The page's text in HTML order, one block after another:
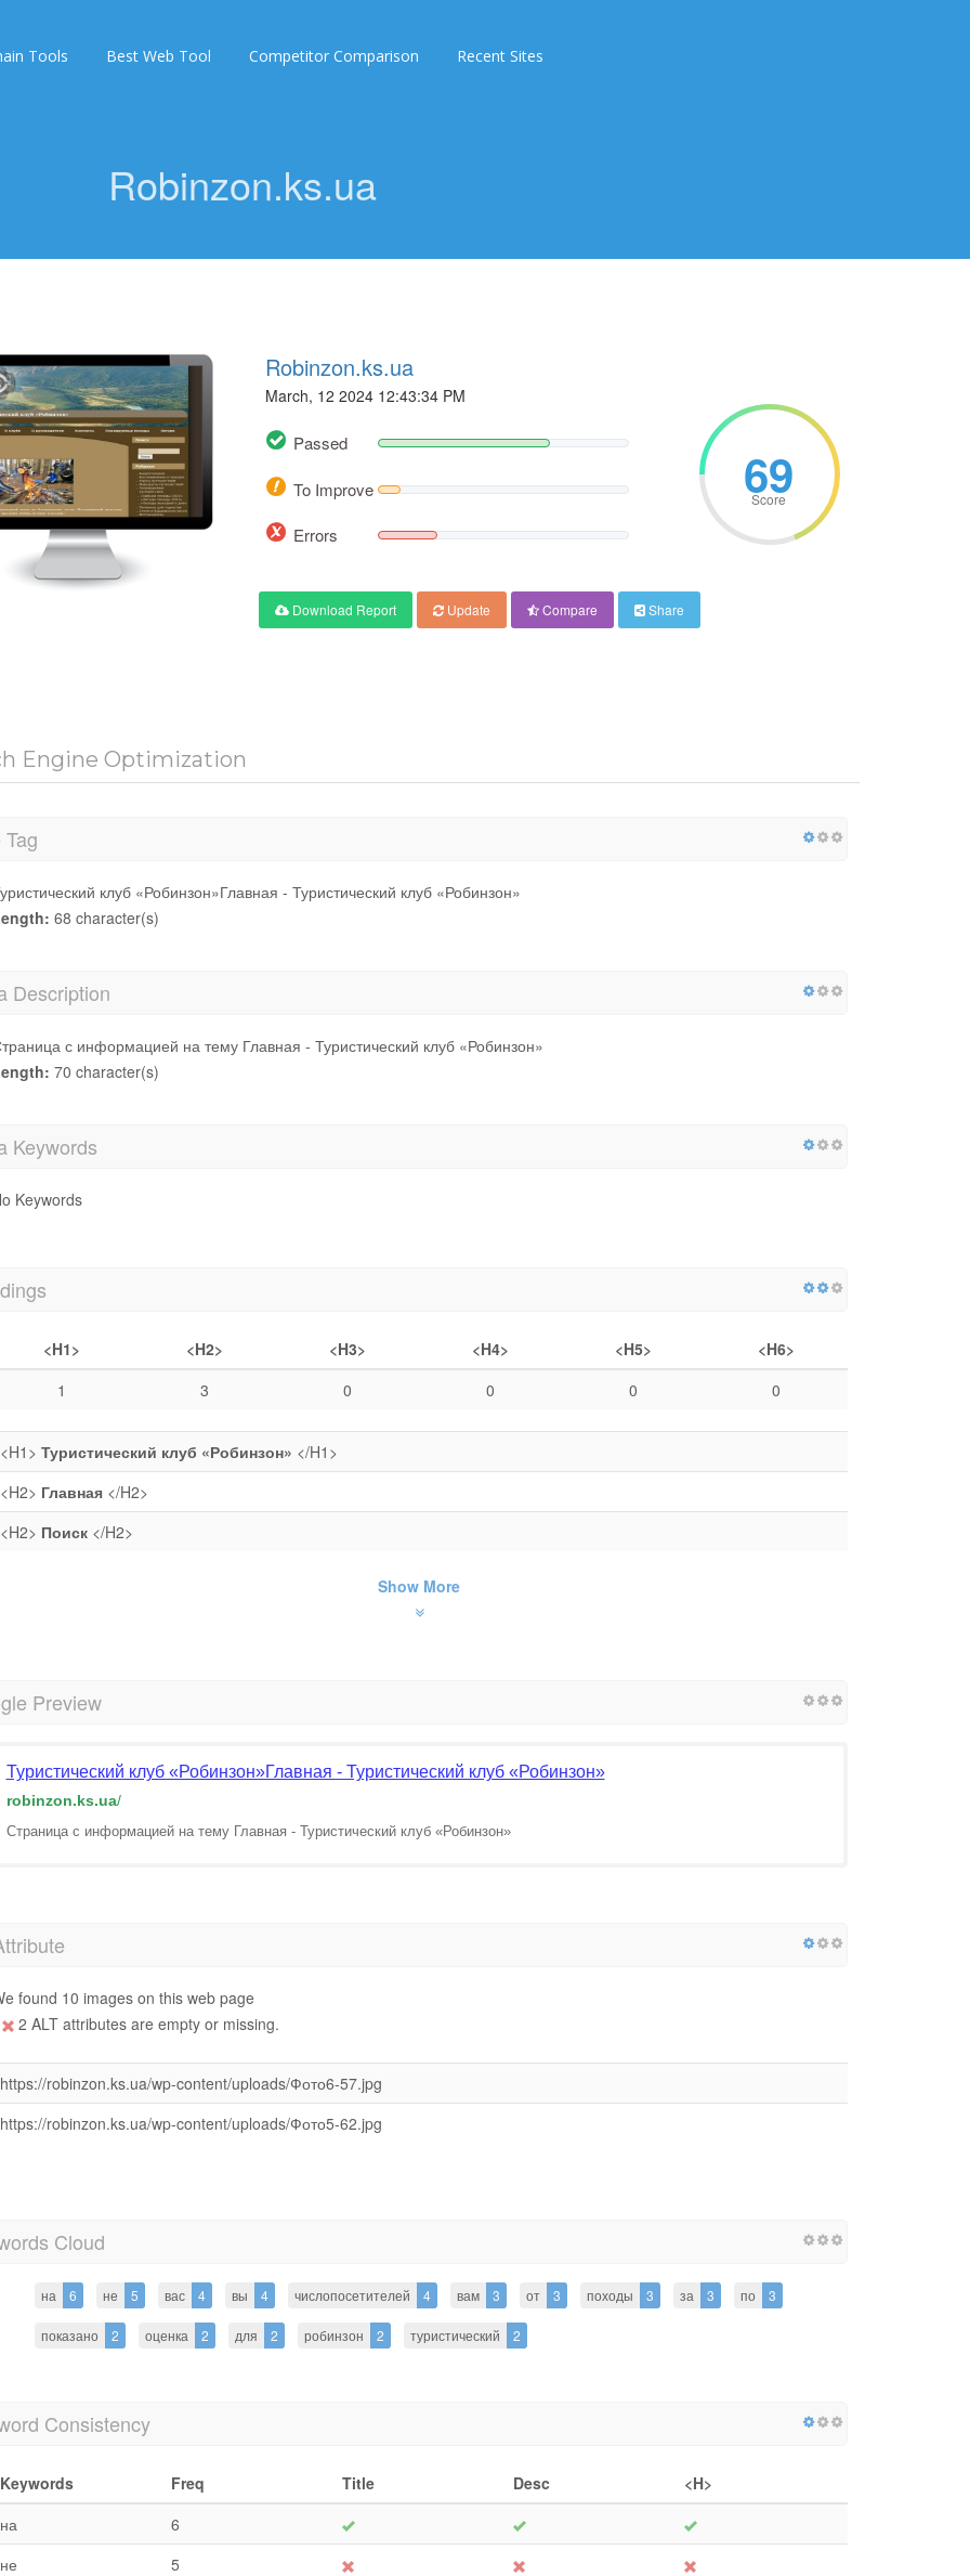
Tools Best Web Tool Competitor Comparison Recent Sites
Robinzon.ks.ua
Robinzon.ks.ua
March, 12 2024 12:43:34 PM
Passed
To Improve
Errors
69
Score
Download Report Update Compare Share
Engine Optimization
клуб «Робинзон»Главная - Туристический клуб «Робинзон»
68 character(s)
Description
с информацией на тему Главная - Туристический клуб «Робинзон»
70 character(s)
Keywords
Keywords
<H1> <H2> <H3> <H4> <H5>
<H6>
1
3 0 0 0 0
<H1> Туристический клуб «Робинзон» </H1>
<H2> Главная</H2>
<H2> Поиск</H2>
Show More
Preview
Туристический клуб «Робинзон»Главная - Туристический клуб «Робинзон»
robinzon.ks.ua/
Страница с информацией на тему Главная - Туристический клуб «Робинзон»
found 10 images on this web page
2 ALT attributes are empty or missing.
https://robinzon.ks.ua/wp-content/uploads/Фото6-57.jpg
https://robinzon.ks.ua/wp-content/uploads/Фото5-62.jpg
Cloud
на 6 не 5 вас 4 вы 4 числопосетителей 4 вам 3 от 3 походы 3 за 3 по 3
показано 2 оценка 2 для 2 робинзон 2 туристический 2
Consistency
Keywords Freq Title Desc
<H>
на
6
не
5